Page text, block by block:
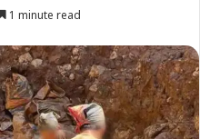
1 minute read